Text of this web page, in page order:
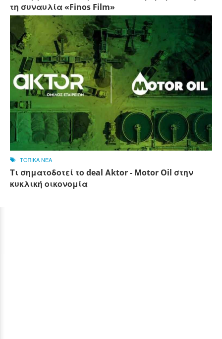
τη συναυλία «Finos Film»
ΤΟΠΙΚΑ ΝΕΑ
Τι σηματοδοτεί το deal Αktor - Motor Oil στην
κυκλική οικονομία